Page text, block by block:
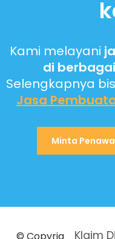
Kami melayani
di
Selengkapnya
Jasa
Minta
Klaim